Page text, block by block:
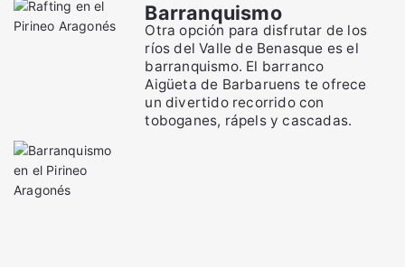
Barranquismo
Otra opción para disfrutar de los
ríos del Valle de Benasque es el
barranquismo. El barranco
Aigüeta de Barbaruens te ofrece
un divertido recorrido con
toboganes, rápels y cascadas.